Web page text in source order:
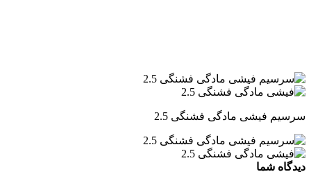
سرسیم فیشی مادگی فشنگی 2.5
دیدگاه شما